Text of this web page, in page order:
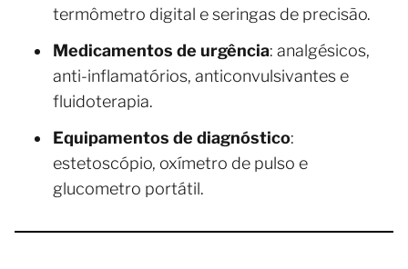
termômetro digital e seringas de precisão.
Medicamentos de urgência: analgésicos,
anti-inflamatórios, anticonvulsivantes e
fluidoterapia.
Equipamentos de diagnóstico:
estetoscópio, oxímetro de pulso e
glucometro portátil.